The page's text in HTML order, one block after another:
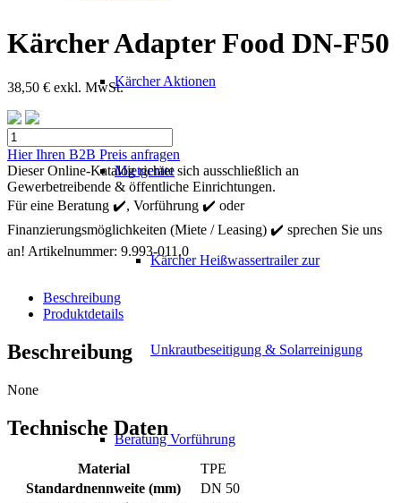
Kärcher Aktionen
Mietgeräte
Kärcher Heißwassertrailer zur
Unkrautbeseitigung & Solarreinigung
Beratung Vorführung
Kärcher Adapter Food DN-F50
38,50 € exkl. MwSt.
Kärcher
Adapter
Food
DN-
F50
Menge
Hier Ihren B2B Preis anfragen
Dieser Online-Katalog richtet sich ausschließlich an
Gewerbetreibende & öffentliche Einrichtungen.
Für eine Beratung ✔️, Vorführung ✔️ oder
Finanzierungsmöglichkeiten (Miete / Leasing) ✔️ sprechen Sie uns
an! Artikelnummer: 9.993-011.0
Beschreibung
Produktdetails
Beschreibung
None
Technische Daten
Material
TPE
Standardnennweite (mm)
DN 50